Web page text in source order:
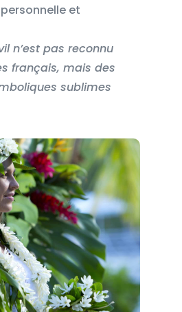
et
n’est pas reconnu
français, mais des
sublimes